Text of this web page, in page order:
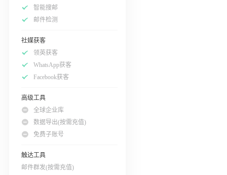
智能搜邮
邮件检测
社媒获客
领英获客
WhatsApp获客
Facebook获客
高级工具
全球企业库
数据导出(按需充值)
免费子账号
触达工具
邮件群发(按需充值)